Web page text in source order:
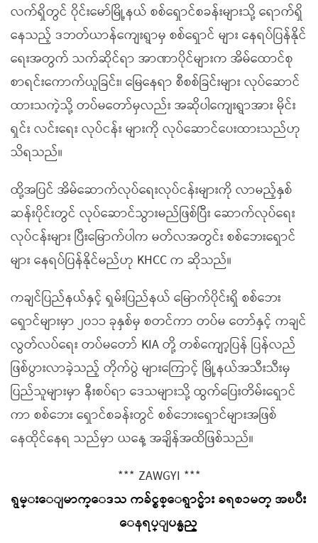
လက်ရှိတွင် ဝိုင်းမော်မြို့နယ် စစ်ရှောင်စခန်းများသို့ ရောက်ရှိ
နေသည့် ဒဘတ်ယာန်ကျေးရွာမှ စစ်ရှောင် များ နေရပ်ပြန်နိုင်
ရေးအတွက် သက်ဆိုင်ရာ အာဏာပိုင်များက အိမ်ထောင်စု
စာရင်းကောက်ယူခြင်း၊ မြေနေရာ စီစစ်ခြင်းများ လုပ်ဆောင်
ထားသကဲ့သို့ တပ်မတော်မှလည်း အဆိုပါကျေးရွာအား မိုင်း
ရှင်း လင်းရေး လုပ်ငန်း များကို လုပ်ဆောင်ပေးထားသည်ဟု
သိရသည်။
ထို့အပြင် အိမ်ဆောက်လုပ်ရေးလုပ်ငန်းများကို လာမည့်နှစ်
ဆန်းပိုင်းတွင် လုပ်ဆောင်သွားမည်ဖြစ်ပြီး ဆောက်လုပ်ရေး
လုပ်ငန်းများ ပြီးမြောက်ပါက မတ်လအတွင်း စစ်ဘေးရှောင်
များ နေရပ်ပြန်နိုင်မည်ဟု KHCC က ဆိုသည်။
ကချင်ပြည်နယ်နှင့် ရှမ်းပြည်နယ် မြောက်ပိုင်းရှိ စစ်ဘေး
ရှောင်များမှာ ၂၀၁၁ ခုနှစ်မှ စတင်ကာ တပ်မ တော်နှင့် ကချင်
လွတ်လပ်ရေး တပ်မတော် KIA တို့ တစ်ကျော့ပြန် ပြန်လည်
ဖြစ်ပွားလာခဲ့သည့် တိုက်ပွဲ များကြောင့် မြို့နယ်အသီးသီးမှ
ပြည်သူများမှာ နီးစပ်ရာ ဒေသများသို့ ထွက်ပြေးတိမ်းရှောင်
ကာ စစ်ဘေး ရှောင်စခန်းတွင် စစ်ဘေးရှောင်များအဖြစ်
နေထိုင်နေရ သည်မှာ ယနေ့ အချိန်အထိဖြစ်သည်။
*** ZAWGYI ***
ရွမ္းေျမာက္ေဒသ ကခ်င္စစ္ေရွာင္မ်ား ခရစၥမတ္ အၿပီး
ေနရပ္ျပန္မည္